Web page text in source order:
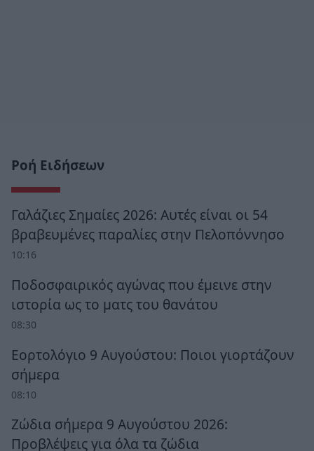
Ροή Ειδήσεων
Γαλάζιες Σημαίες 2026: Αυτές είναι οι 54
βραβευμένες παραλίες στην Πελοπόννησο
10:16
Ποδοσφαιρικός αγώνας που έμεινε στην
ιστορία ως το ματς του θανάτου
08:30
Εορτολόγιο 9 Αυγούστου: Ποιοι γιορτάζουν
σήμερα
08:10
Ζώδια σήμερα 9 Αυγούστου 2026:
Προβλέψεις για όλα τα ζώδια